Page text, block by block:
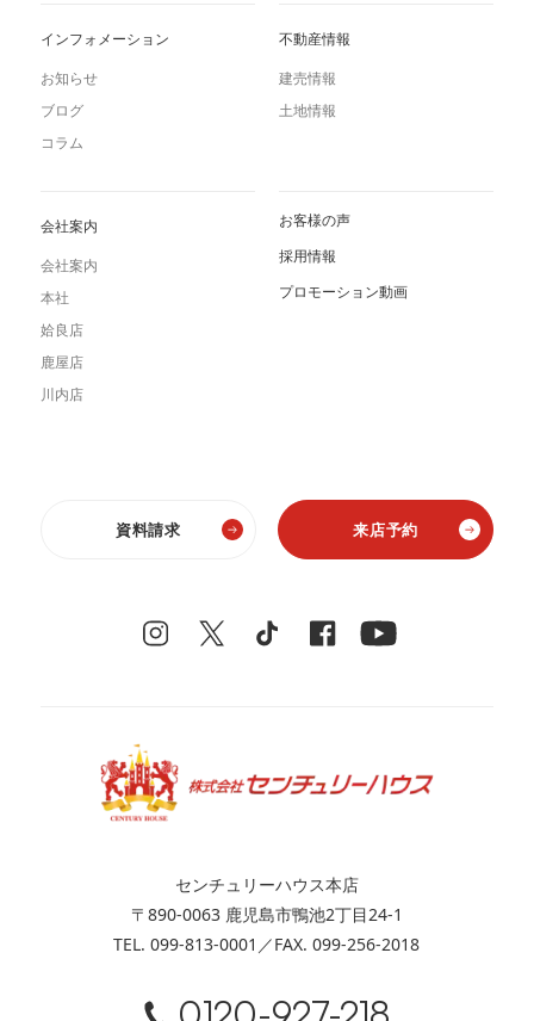
インフォメーション
お知らせ
ブログ
コラム
不動産情報
建売情報
土地情報
会社案内
会社案内
本社
姶良店
鹿屋店
川内店
お客様の声
採用情報
プロモーション動画
資料請求 来店予約
センチュリーハウス本店
〒890-0063 鹿児島市鴨池2丁目24-1
TEL. 099-813-0001／FAX. 099-256-2018